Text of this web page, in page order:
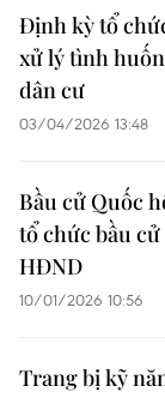
Định kỳ tổ
xử lý tình
dân cư
03/04/2026 13:48
Bầu cử Quốc
tổ chức bầu
HĐND
10/01/2026 10:56
Trang bị kỹ